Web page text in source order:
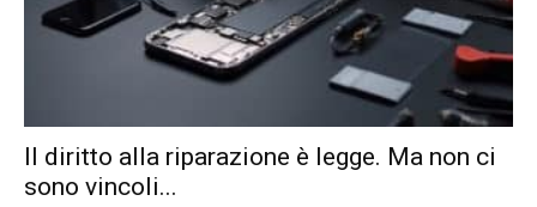
Il diritto alla riparazione è legge. Ma non ci
sono vincoli...